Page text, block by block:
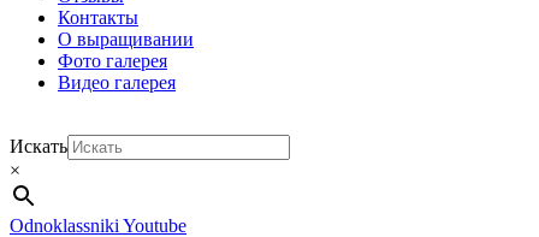
Контакты
О выращивании
Фото галерея
Видео галерея
Искать
×
Odnoklassniki Youtube